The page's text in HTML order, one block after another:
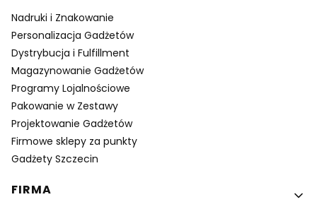
Nadruki i Znakowanie
Personalizacja Gadżetów
Dystrybucja i Fulfillment
Magazynowanie Gadżetów
Programy Lojalnościowe
Pakowanie w Zestawy
Projektowanie Gadżetów
Firmowe sklepy za punkty
Gadżety Szczecin
FIRMA